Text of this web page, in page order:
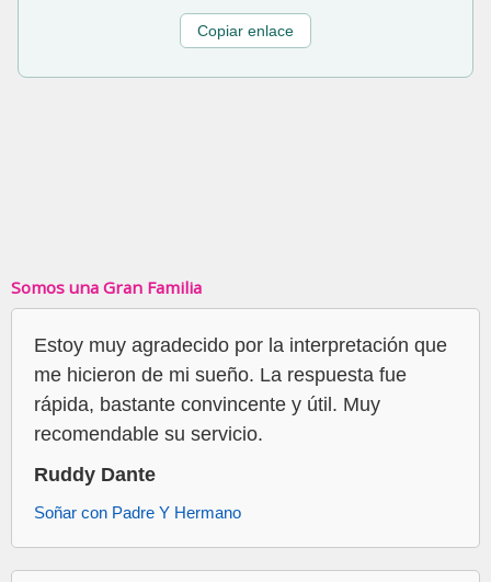
Copiar enlace
Somos una Gran Familia
Estoy muy agradecido por la interpretación que
me hicieron de mi sueño. La respuesta fue
rápida, bastante convincente y útil. Muy
recomendable su servicio.
Ruddy Dante
Soñar con Padre Y Hermano